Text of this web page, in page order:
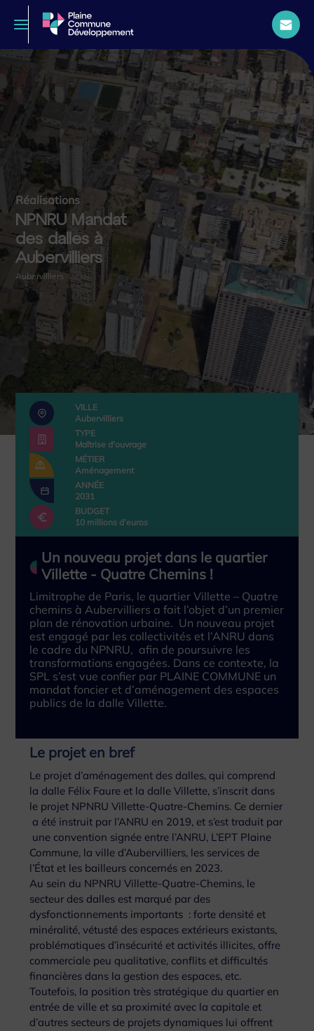
Réalisations
NPNRU Mandat
des dalles à
Aubervilliers
Aubervilliers
VILLE
Aubervilliers
TYPE
Maîtrise d'ouvrage
MÉTIER
Aménagement
ANNÉE
2031
BUDGET
10 millions d’euros
Un nouveau projet dans le quartier
Villette - Quatre Chemins !
Limitrophe de Paris, le quartier Villette – Quatre
chemins à Aubervilliers a fait l’objet d’un premier
plan de rénovation urbaine. Un nouveau projet
est engagé par les collectivités et l’ANRU dans
le cadre du NPNRU, afin de poursuivre les
transformations engagées. Dans ce contexte, la
SPL s’est vue confier par PLAINE COMMUNE un
mandat foncier et d’aménagement des espaces
publics de la dalle Villette.
Le projet en bref
Le projet d’aménagement des dalles, qui comprend
la dalle Félix Faure et la dalle Villette, s’inscrit dans
le projet NPNRU Villette-Quatre-Chemins. Ce dernier
a été instruit par l’ANRU en 2019, et s’est traduit par
une convention signée entre l’ANRU, L’EPT Plaine
Commune, la ville d’Aubervilliers, les services de
l’État et les bailleurs concernés en 2023.
Au sein du NPNRU Villette-Quatre-Chemins, le
secteur des dalles est marqué par des
dysfonctionnements importants : forte densité et
minéralité, vétusté des espaces extérieurs existants,
problématiques d’insécurité et activités illicites, offre
commerciale peu qualitative, conflits et difficultés
financières dans la gestion des espaces, etc.
Toutefois, la position très stratégique du quartier en
entrée de ville et sa proximité avec la capitale et
d’autres secteurs de projets dynamiques lui offrent